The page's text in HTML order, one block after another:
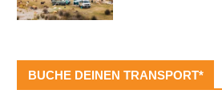
BUCHE DEINEN TRANSPORT*